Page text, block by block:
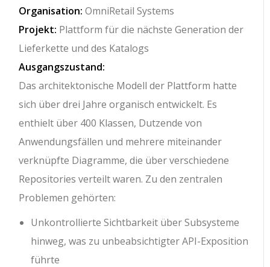
Organisation: OmniRetail Systems
Projekt: Plattform für die nächste Generation der
Lieferkette und des Katalogs
Ausgangszustand:
Das architektonische Modell der Plattform hatte
sich über drei Jahre organisch entwickelt. Es
enthielt über 400 Klassen, Dutzende von
Anwendungsfällen und mehrere miteinander
verknüpfte Diagramme, die über verschiedene
Repositories verteilt waren. Zu den zentralen
Problemen gehörten:
Unkontrollierte Sichtbarkeit über Subsysteme
hinweg, was zu unbeabsichtigter API-Exposition
führte